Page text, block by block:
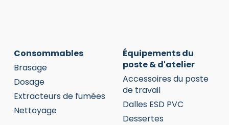
Consommables
Brasage
Dosage
Extracteurs de fumées
Nettoyage
Équipements du
poste & d'atelier
Accessoires du poste
de travail
Dalles ESD PVC
Dessertes